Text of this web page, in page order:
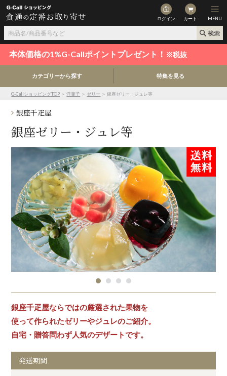
ログイン カート MENU
本体価格の1%G-Callポイントプレゼント！ ※税抜
カテゴリーから探す 特集を見る
G-CallショッピングTOP ＞洋菓子 ＞ ゼリー ＞ 銀座ゼリー・ジュレ等
銀座千疋屋
銀座ゼリー・ジュレ等
銀座千疋屋ならではの厳選された果物を
使って作られたゼリーやジュレのご紹介。
自宅・贈答問わず人気のデザートです。
発送期間